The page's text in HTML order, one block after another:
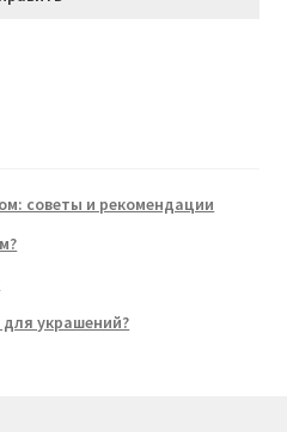
советы и рекомендации
украшений?